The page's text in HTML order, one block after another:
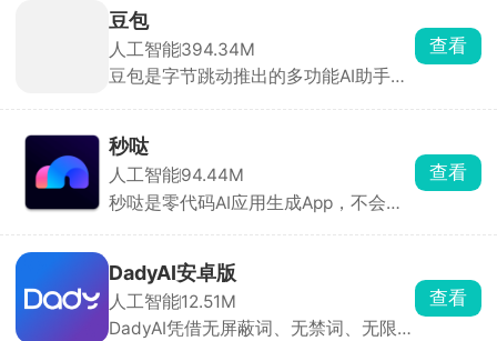
角色都拥有独特的外貌、性格和聊天风
格，能根据设定与对话内容做出符合人
设的回应，代入感极强。聊天支持文
字、语音输入，也可直接选择AI生成的
豆包
人工智能394.34M
豆包是字节跳动推出的多功能AI助手，
解用户问题，提供直击重点的答案。支
持语音输入与输出，提供多种音色选
择，甚至支持方言对话，拟人化程度
高，交流自然流畅。回答后主动推荐相
查看
秒哒
人工智能94.44M
秒哒是零代码AI应用生成App，不会写
览、改界面、打包发布。社区里有超多
别人做好的应用能直接玩，普通人也能
把想法变成真应用。
查看
DadyAI安卓版
人工智能12.51M
DadyAI凭借无屏蔽词、无禁词、无限制
查看